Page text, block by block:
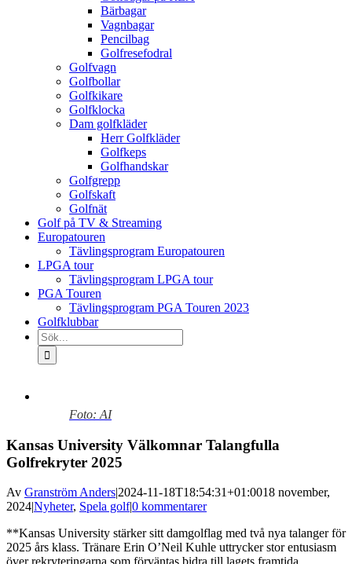
Bärbagar
Vagnbagar
Pencilbag
Golfresefodral
Golfvagn
Golfbollar
Golfkikare
Golfklocka
Dam golfkläder
Herr Golfkläder
Golfkeps
Golfhandskar
Golfgrepp
Golfskaft
Golfnät
Golf på TV & Streaming
Europatouren
Tävlingsprogram Europatouren
LPGA tour
Tävlingsprogram LPGA tour
PGA Touren
Tävlingsprogram PGA Touren 2023
Golfklubbar
Sök
efter:
Foto: AI
Kansas University Välkomnar Talangfulla
Golfrekryter 2025
Av Granström Anders|2024-11-18T18:54:31+01:0018 november,
2024|Nyheter, Spela golf|0 kommentarer
**Kansas University stärker sitt damgolflag med två nya talanger för
2025 års klass. Tränare Erin O’Neil Kuhle uttrycker stor entusiasm